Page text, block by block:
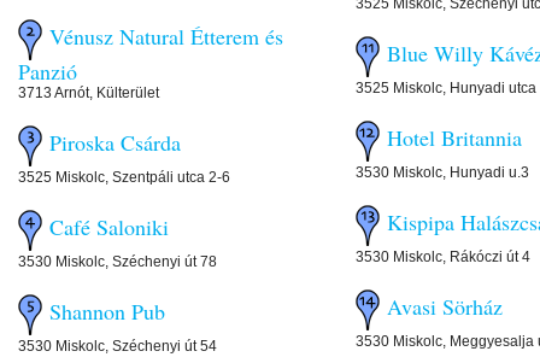
Vénusz Natural Étterem és
Panzió
3713 Arnót, Külterület
Piroska Csárda
3525 Miskolc, Szentpáli utca 2-6
Café Saloniki
3530 Miskolc, Széchenyi út 78
Shannon Pub
3530 Miskolc, Széchenyi út 54
3525 Miskolc, Széchenyi
Blue Willy
3525 Miskolc, Hunyadi utca
Hotel Britannia
3530 Miskolc, Hunyadi u.3
Kispipa
3530 Miskolc, Rákóczi út 4
Avasi Sörház
3530 Miskolc, Meggyesalja